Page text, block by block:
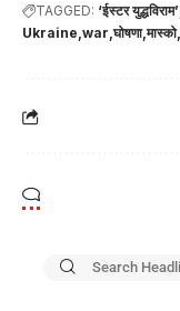
TAGGED: ‘ईस्टर युद्धविराम’
Ukraine war घोषणा मास्को